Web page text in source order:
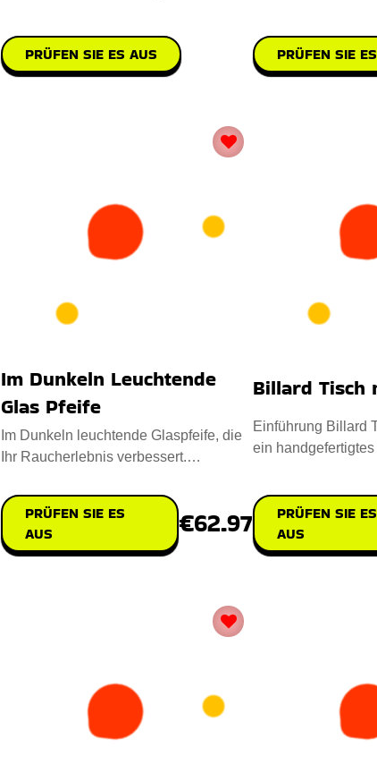
PRÜFEN SIE ES AUS PRÜFEN SIE
Im Dunkeln Leuchtende
Glas Pfeife
Im Dunkeln leuchtende Glaspfeife, die
Ihr Raucherlebnis verbessert.
PRÜFEN SIE ES
AUS
€62.97
Billard Tisch
Einführung Billard
ein
PRÜFEN SIE ES
AUS